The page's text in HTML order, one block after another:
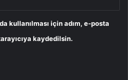
kullanılması için adım, e-posta
kaydedilsin.